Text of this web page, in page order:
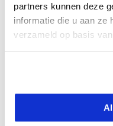
partners kunnen deze
informatie die u aan ze
verzameld op basis